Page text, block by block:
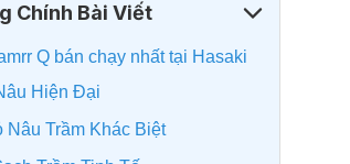
Chính Bài Viết
Q bán chạy nhất tại Hasaki
Hiện Đại
Trầm Khác Biệt